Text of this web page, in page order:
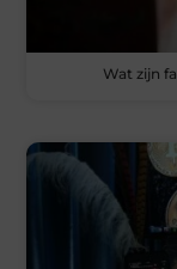
Wat zijn